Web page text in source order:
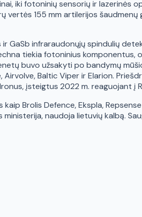
iki fotoninių sensorių ir lazerinės
155 mm artilerijos
ir GaSb infraraudonųjų spindulių
tiekia fotoninius
buvo užsakyti po bandymų
Baltic Viper ir Elarion.
įsteigtus 2022 m. reaguojant į
Brolis Defence, Ekspla,
naudoja lietuvių kalbą.